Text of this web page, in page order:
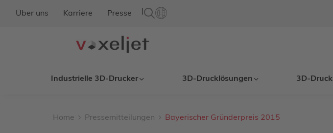
Über uns Karriere Presse
Industrielle 3D-Drucker 3D-Drucklösungen 3D-
Home Pressemitteilungen Bayerischer Gründerpreis 2015